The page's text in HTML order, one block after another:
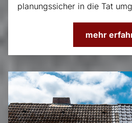
planungssicher in die Tat
mehr